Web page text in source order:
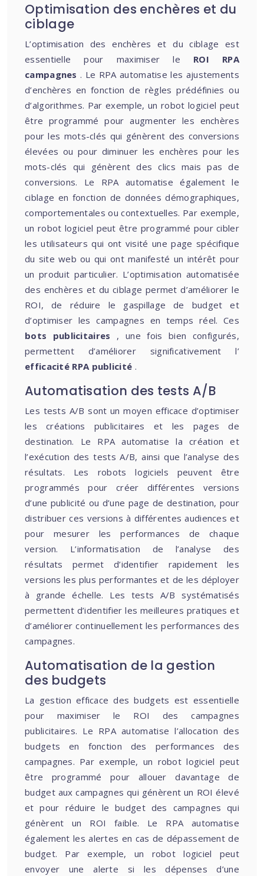
Optimisation des enchères et du
ciblage
L’optimisation des enchères et du ciblage est
essentielle pour maximiser le ROI RPA
campagnes. Le RPA automatise les ajustements
d’enchères en fonction de règles prédéfinies ou
d’algorithmes. Par exemple, un robot logiciel peut
être programmé pour augmenter les enchères
pour les mots-clés qui génèrent des conversions
élevées ou pour diminuer les enchères pour les
mots-clés qui génèrent des clics mais pas de
conversions. Le RPA automatise également le
ciblage en fonction de données démographiques,
comportementales ou contextuelles. Par exemple,
un robot logiciel peut être programmé pour cibler
les utilisateurs qui ont visité une page spécifique
du site web ou qui ont manifesté un intérêt pour
un produit particulier. L’optimisation automatisée
des enchères et du ciblage permet d’améliorer le
ROI, de réduire le gaspillage de budget et
d’optimiser les campagnes en temps réel. Ces
bots publicitaires , une fois bien configurés,
permettent d’améliorer significativement l’
efficacité RPA publicité .
Automatisation des tests A/B
Les tests A/B sont un moyen efficace d’optimiser
les créations publicitaires et les pages de
destination. Le RPA automatise la création et
l’exécution des tests A/B, ainsi que l’analyse des
résultats. Les robots logiciels peuvent être
programmés pour créer différentes versions
d’une publicité ou d’une page de destination, pour
distribuer ces versions à différentes audiences et
pour mesurer les performances de chaque
version. L’informatisation de l’analyse des
résultats permet d’identifier rapidement les
versions les plus performantes et de les déployer
à grande échelle. Les tests A/B systématisés
permettent d’identifier les meilleures pratiques et
d’améliorer continuellement les performances des
campagnes.
Automatisation de la gestion
des budgets
La gestion efficace des budgets est essentielle
pour maximiser le ROI des campagnes
publicitaires. Le RPA automatise l’allocation des
budgets en fonction des performances des
campagnes. Par exemple, un robot logiciel peut
être programmé pour allouer davantage de
budget aux campagnes qui génèrent un ROI élevé
et pour réduire le budget des campagnes qui
génèrent un ROI faible. Le RPA automatise
également les alertes en cas de dépassement de
budget. Par exemple, un robot logiciel peut
envoyer une alerte si les dépenses d’une